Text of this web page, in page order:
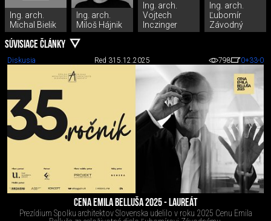
Ing. arch.
Michal Bielik
Ing. arch.
Miloš Hájnik
Ing. arch.
Vojtech
Inczinger
Ing. arch.
Ľubomír
Závodný
SÚVISIACE ČLÁNKY
Diskusia Red 315.12.2025 798 0+33-0
CENA EMILA BELLUŠA 2025 - LAUREÁT
Prezídium Spolku architektov Slovenska udelilo v roku 2025 Cenu Emila